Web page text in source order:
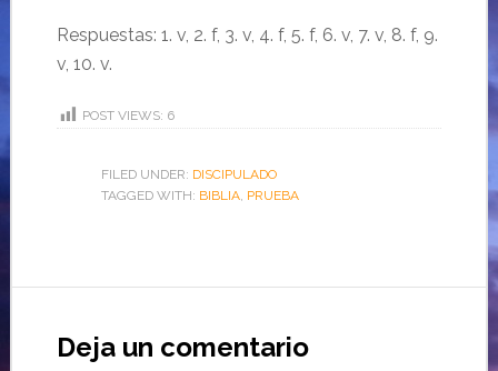
Respuestas: 1. v, 2. f, 3. v, 4. f, 5. f, 6. v, 7. v, 8. f, 9.
v, 10. v.
POST VIEWS: 6
FILED UNDER: DISCIPULADO
TAGGED WITH: BIBLIA, PRUEBA
Deja un comentario